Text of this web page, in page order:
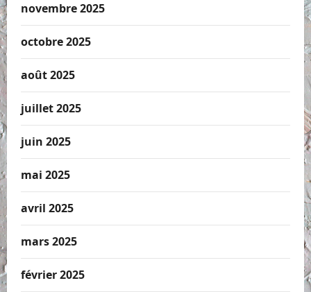
novembre 2025
octobre 2025
août 2025
juillet 2025
juin 2025
mai 2025
avril 2025
mars 2025
février 2025